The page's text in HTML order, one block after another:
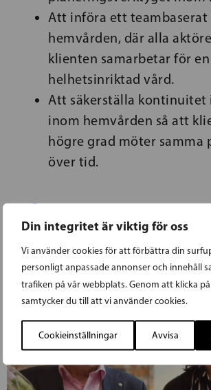
Din integritet är viktig för oss
Vi använder cookies för att förbättra din
personligt anpassade annonser och innehåll
trafiken på vår webbplats. Genom att klicka på
samtycker du till att vi använder cookies.
Cookieinställningar Avvisa
Att införa ett teambaserat
hemvården, där alla
klienten samarbetar för en
helhetsinriktad vård.
Att säkerställa kontinuitet
inom hemvården så att
högre grad möter samma
över tid.